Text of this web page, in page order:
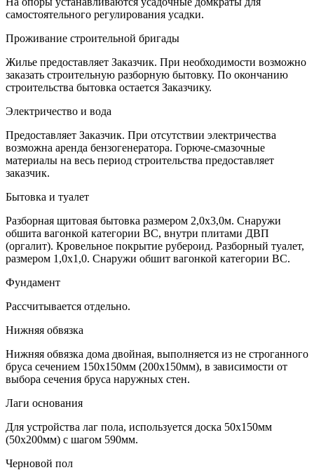
самостоятельного регулирования усадки.
Проживание строительной бригады
Жилье предоставляет Заказчик. При необходимости возможно
заказать строительную разборную бытовку. По окончанию
строительства бытовка остается Заказчику.
Электричество и вода
Предоставляет Заказчик. При отсутствии электричества
возможна аренда бензогенератора. Горюче-смазочные
материалы на весь период строительства предоставляет
заказчик.
Бытовка и туалет
Разборная щитовая бытовка размером 2,0х3,0м. Снаружи
обшита вагонкой категории ВС, внутри плитами ДВП
(оргалит). Кровельное покрытие рубероид. Разборный туалет,
размером 1,0х1,0. Снаружи обшит вагонкой категории ВС.
Фундамент
Рассчитывается отдельно.
Нижняя обвязка
Нижняя обвязка дома двойная, выполняется из не строганного
бруса сечением 150х150мм (200х150мм), в зависимости от
выбора сечения бруса наружных стен.
Лаги основания
Для устройства лаг пола, используется доска 50х150мм
(50х200мм) с шагом 590мм.
Черновой пол